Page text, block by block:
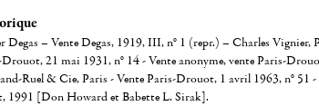
Degas – Vente Degas, 1919, III, n° 1 (repr.) – Charles Vignier,
21 mai 1931, n° 14 - Vente anonyme, vente Paris-
Ruel & Cie, Paris - Vente Paris-Drouot, 1 avril 1963, n° 51
1991 [Don Howard et Babette L. Sirak].